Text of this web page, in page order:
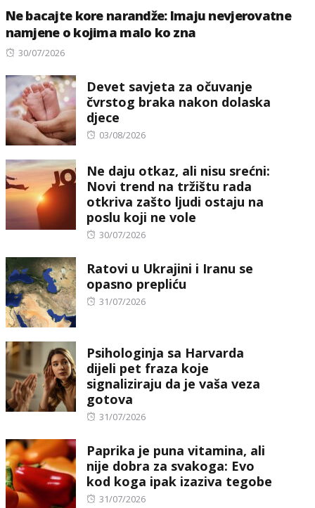
Ne bacajte kore narandže: Imaju nevjerovatne
namjene o kojima malo ko zna
Posted
30/07/2026
Devet savjeta za očuvanje
čvrstog braka nakon dolaska
djece
Posted
03/08/2026
Ne daju otkaz, ali nisu srećni:
Novi trend na tržištu rada
otkriva zašto ljudi ostaju na
poslu koji ne vole
Posted
30/07/2026
Ratovi u Ukrajini i Iranu se
opasno prepliću
Posted
31/07/2026
Psihologinja sa Harvarda
dijeli pet fraza koje
signaliziraju da je vaša veza
gotova
Posted
31/07/2026
Paprika je puna vitamina, ali
nije dobra za svakoga: Evo
kod koga ipak izaziva tegobe
Posted
31/07/2026